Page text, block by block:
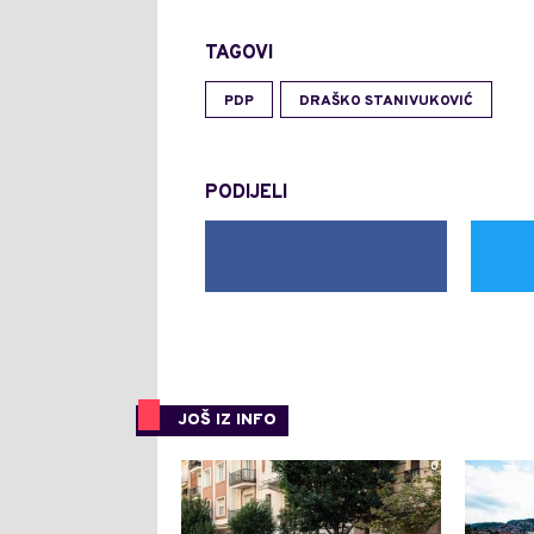
TAGOVI
PDP DRAŠKO STANIVUKOVIĆ
PODIJELI
JOŠ IZ INFO
0